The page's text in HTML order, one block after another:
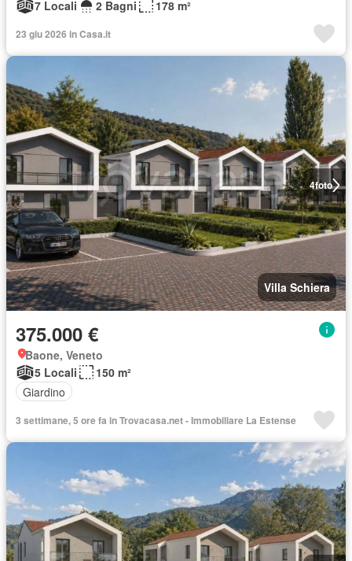
7 Locali 2 Bagni 178 m²
23 giu 2026 in Casa.it
4foto
Villa Schiera
375.000 €
Baone, Veneto
5 Locali
150 m²
Giardino
3 settimane, 5 ore fa in Trovacasa.net - Immobiliare La Estense